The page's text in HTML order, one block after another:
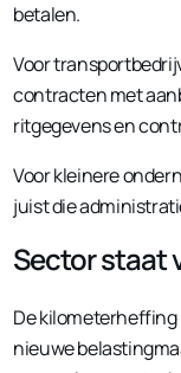
betalen.
Voor
contracten met
ritgegevens en
Voor kleinere
juist die
Sector staat
De kilometerheffing
nieuwe